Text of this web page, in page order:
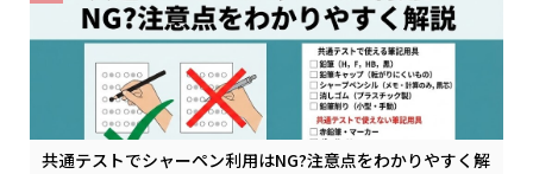
共通テストでシャーペン利用はNG?注意点をわかりやすく解